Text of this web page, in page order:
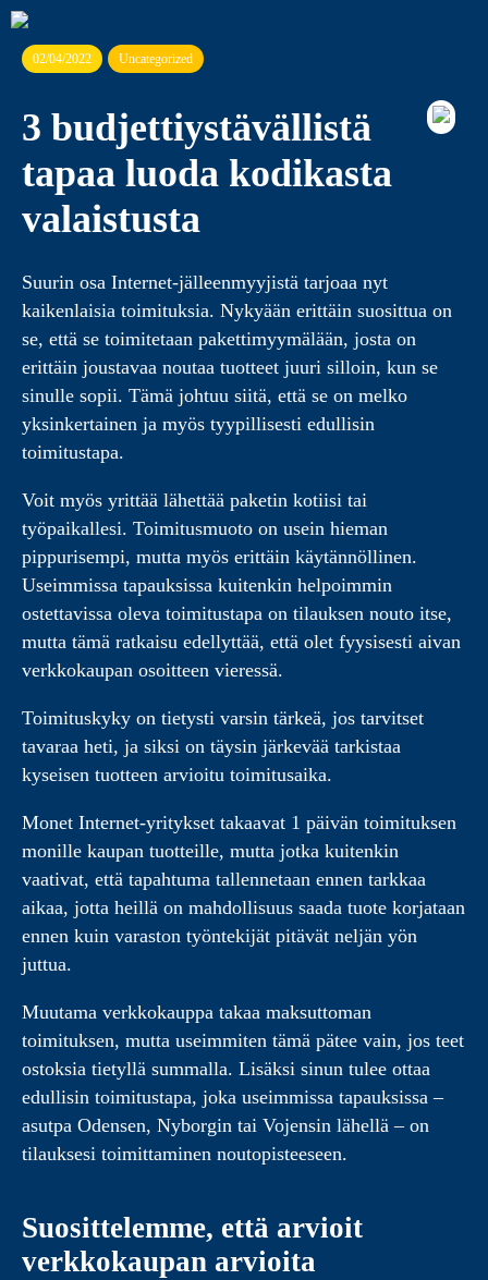
02/04/2022 Uncategorized
3 budjettiystävällistä
tapaa luoda kodikasta
valaistusta
Suurin osa Internet-jälleenmyyjistä tarjoaa nyt
kaikenlaisia toimituksia. Nykyään erittäin suosittua on
se, että se toimitetaan pakettimyymälään, josta on
erittäin joustavaa noutaa tuotteet juuri silloin, kun se
sinulle sopii. Tämä johtuu siitä, että se on melko
yksinkertainen ja myös tyypillisesti edullisin
toimitustapa.
Voit myös yrittää lähettää paketin kotiisi tai
työpaikallesi. Toimitusmuoto on usein hieman
pippurisempi, mutta myös erittäin käytännöllinen.
Useimmissa tapauksissa kuitenkin helpoimmin
ostettavissa oleva toimitustapa on tilauksen nouto itse,
mutta tämä ratkaisu edellyttää, että olet fyysisesti aivan
verkkokaupan osoitteen vieressä.
Toimituskyky on tietysti varsin tärkeä, jos tarvitset
tavaraa heti, ja siksi on täysin järkevää tarkistaa
kyseisen tuotteen arvioitu toimitusaika.
Monet Internet-yritykset takaavat 1 päivän toimituksen
monille kaupan tuotteille, mutta jotka kuitenkin
vaativat, että tapahtuma tallennetaan ennen tarkkaa
aikaa, jotta heillä on mahdollisuus saada tuote korjataan
ennen kuin varaston työntekijät pitävät neljän yön
juttua.
Muutama verkkokauppa takaa maksuttoman
toimituksen, mutta useimmiten tämä pätee vain, jos teet
ostoksia tietyllä summalla. Lisäksi sinun tulee ottaa
edullisin toimitustapa, joka useimmissa tapauksissa –
asutpa Odensen, Nyborgin tai Vojensin lähellä – on
tilauksesi toimittaminen noutopisteeseen.
Suosittelemme, että arvioit
verkkokaupan arvioita